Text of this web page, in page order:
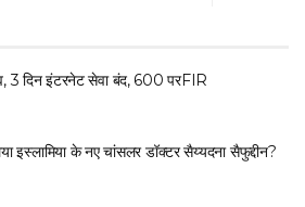
3 दिन इंटरनेट सेवा बंद, 600 परFIR
इस्लामिया के नए चांसलर डॉक्टर सैय्यदना सैफुद्दीन?